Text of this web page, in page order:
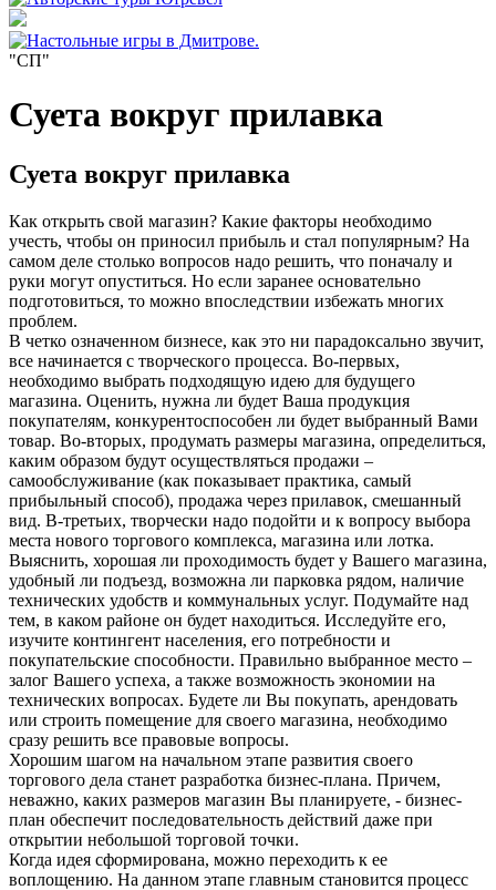
"СП"
Суета вокруг прилавка
Суета вокруг прилавка
Как открыть свой магазин? Какие факторы необходимо
учесть, чтобы он приносил прибыль и стал популярным? На
самом деле столько вопросов надо решить, что поначалу и
руки могут опуститься. Но если заранее основательно
подготовиться, то можно впоследствии избежать многих
проблем.
В четко означенном бизнесе, как это ни парадоксально звучит,
все начинается с творческого процесса. Во-первых,
необходимо выбрать подходящую идею для будущего
магазина. Оценить, нужна ли будет Ваша продукция
покупателям, конкурентоспособен ли будет выбранный Вами
товар. Во-вторых, продумать размеры магазина, определиться,
каким образом будут осуществляться продажи –
самообслуживание (как показывает практика, самый
прибыльный способ), продажа через прилавок, смешанный
вид. В-третьих, творчески надо подойти и к вопросу выбора
места нового торгового комплекса, магазина или лотка.
Выяснить, хорошая ли проходимость будет у Вашего магазина,
удобный ли подъезд, возможна ли парковка рядом, наличие
технических удобств и коммунальных услуг. Подумайте над
тем, в каком районе он будет находиться. Исследуйте его,
изучите контингент населения, его потребности и
покупательские способности. Правильно выбранное место –
залог Вашего успеха, а также возможность экономии на
технических вопросах. Будете ли Вы покупать, арендовать
или строить помещение для своего магазина, необходимо
сразу решить все правовые вопросы.
Хорошим шагом на начальном этапе развития своего
торгового дела станет разработка бизнес-плана. Причем,
неважно, каких размеров магазин Вы планируете, - бизнес-
план обеспечит последовательность действий даже при
открытии небольшой торговой точки.
Когда идея сформирована, можно переходить к ее
воплощению. На данном этапе главным становится процесс